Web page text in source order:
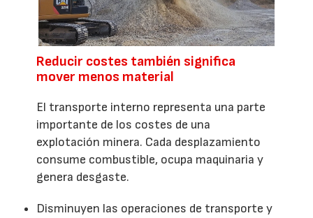
Reducir costes también significa
mover menos material
El transporte interno representa una parte
importante de los costes de una
explotación minera. Cada desplazamiento
consume combustible, ocupa maquinaria y
genera desgaste.
Disminuyen las operaciones de transporte y